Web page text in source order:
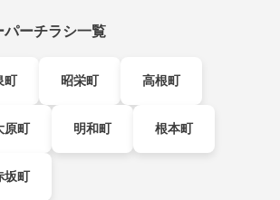
パーチラシ一覧
町 昭栄町 高根町
原町 明和町 根本町
坂町